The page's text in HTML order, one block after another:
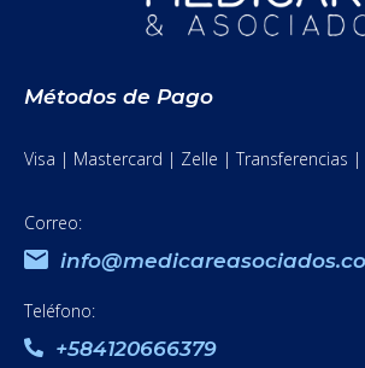
Métodos de Pago
Visa | Mastercard | Zelle | Transferencias
Correo:
Teléfono:
+584120666379